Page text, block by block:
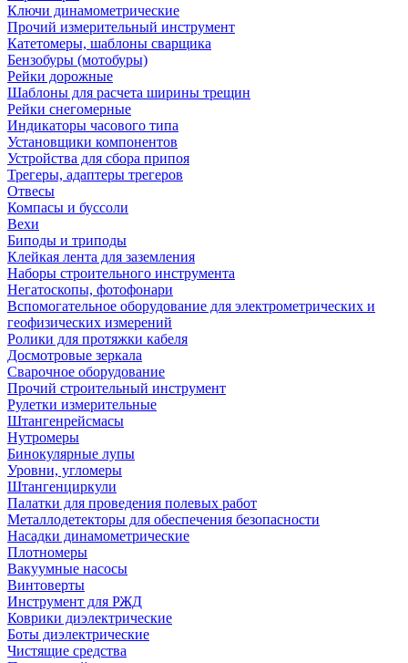
Ключи динамометрические
Прочий измерительный инструмент
Катетомеры, шаблоны сварщика
Бензобуры (мотобуры)
Рейки дорожные
Шаблоны для расчета ширины трещин
Рейки снегомерные
Индикаторы часового типа
Установщики компонентов
Устройства для сбора припоя
Трегеры, адаптеры трегеров
Отвесы
Компасы и буссоли
Вехи
Биподы и триподы
Клейкая лента для заземления
Наборы строительного инструмента
Негатоскопы, фотофонари
Вспомогательное оборудование для электрометрических и
геофизических измерений
Ролики для протяжки кабеля
Досмотровые зеркала
Сварочное оборудование
Прочий строительный инструмент
Рулетки измерительные
Штангенрейсмасы
Нутромеры
Бинокулярные лупы
Уровни, угломеры
Штангенциркули
Палатки для проведения полевых работ
Металлодетекторы для обеспечения безопасности
Насадки динамометрические
Плотномеры
Вакуумные насосы
Винтоверты
Инструмент для РЖД
Коврики диэлектрические
Боты диэлектрические
Чистящие средства